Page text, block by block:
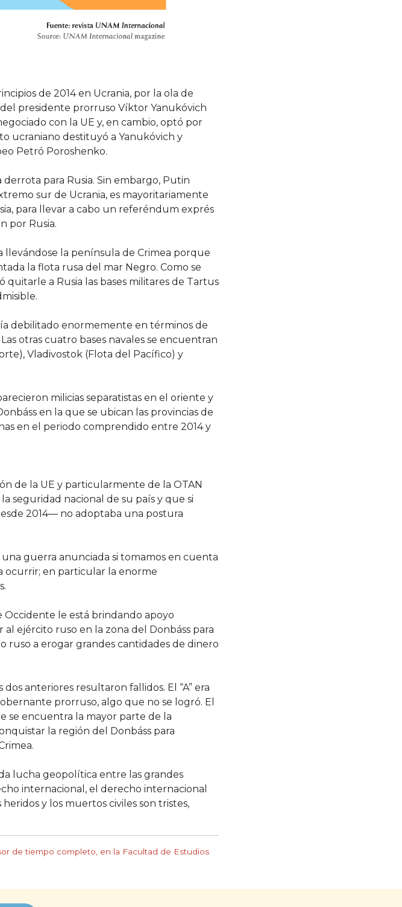
de 2014 en Ucrania, por la ola de
presidente prorruso Víktor Yanukóvich
con la UE y, en cambio, optó por
ucraniano destituyó a Yanukóvich y
Petró Poroshenko.
para Rusia. Sin embargo, Putin
sur de Ucrania, es mayoritariamente
para llevar a cabo un referéndum exprés
por Rusia.
llevándose la península de Crimea porque
la flota rusa del mar Negro. Como se
a Rusia las bases militares de Tartus
debilitado enormemente en términos de
otras cuatro bases navales se encuentran
Vladivostok (Flota del Pacífico) y
milicias separatistas en el oriente y
en la que se ubican las provincias de
en el periodo comprendido entre 2014 y
de la UE y particularmente de la OTAN
seguridad nacional de su país y que si
2014— no adoptaba una postura
guerra anunciada si tomamos en cuenta
ocurrir; en particular la enorme
le está brindando apoyo
ejército ruso en la zona del Donbáss para
ruso a erogar grandes cantidades de dinero
anteriores resultaron fallidos. El “A” era
prorruso, algo que no se logró. El
se encuentra la mayor parte de la
la región del Donbáss para
lucha geopolítica entre las grandes
internacional, el derecho internacional
y los muertos civiles son tristes,
de tiempo completo, en la Facultad de Estudios